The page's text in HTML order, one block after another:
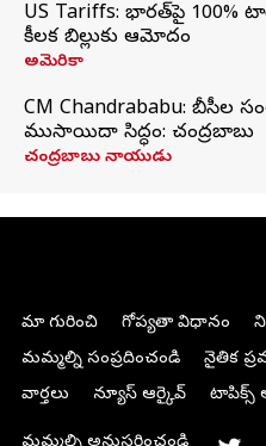
US Tariffs: భారత్‌పై
కీలక బిల్లుకు ఆమోదం
అమెరికా
CM Chandrababu: బీసీల
ముసాయిదా సిద్ధం: చంద్రబాబు
చంద్రబాబు నాయుడు
మా గురించి గోప్యతా విధానం
మమ్మల్ని సంప్రదించండి
నైతిక
వార్తలు
న్యూస్ ఆర్కైవ్ టాపిక్స్